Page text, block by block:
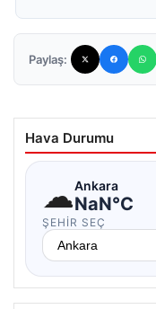
Paylaş:
Hava Durumu
☁Ankara
NaN°C
ŞEHIR SEÇ